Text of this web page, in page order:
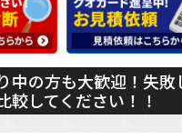
中の方も大歓迎！失敗
較してください！！